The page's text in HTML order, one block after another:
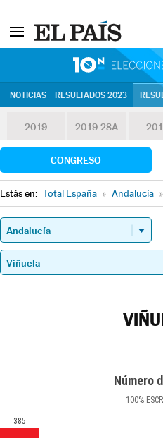
NOTICIAS RESULTADOS 2023
2019 2019-28A
CONGRESO
Estás en: Total España » Andalucía »
Número
100%
385